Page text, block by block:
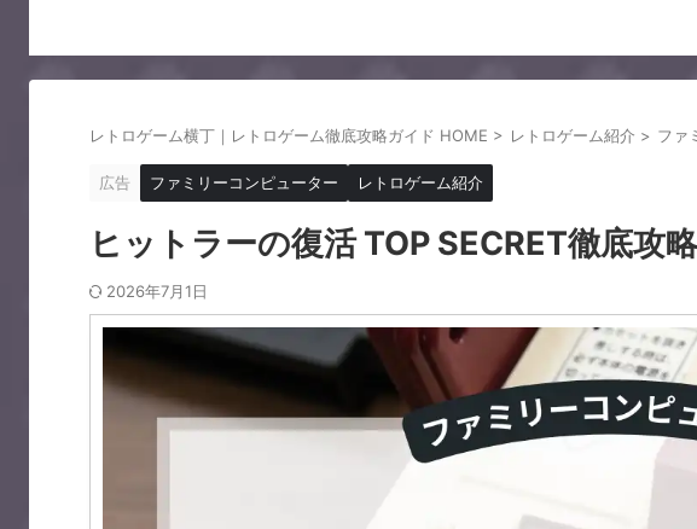
レトロゲーム横丁｜レトロゲーム徹底攻略ガイド HOME > レトロゲーム紹介 > ファ
広告 ファミリーコンピューター レトロゲーム紹介
ヒットラーの復活 TOP SECRET徹底攻
2026年7月1日